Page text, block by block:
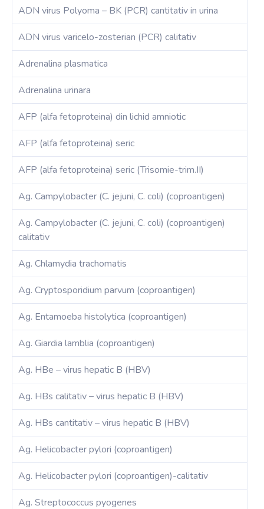
ADN virus Polyoma – BK (PCR) cantitativ in urina
ADN virus varicelo-zosterian (PCR) calitativ
Adrenalina plasmatica
Adrenalina urinara
AFP (alfa fetoproteina) din lichid amniotic
AFP (alfa fetoproteina) seric
AFP (alfa fetoproteina) seric (Trisomie-trim.II)
Ag. Campylobacter (C. jejuni, C. coli) (coproantigen)
Ag. Campylobacter (C. jejuni, C. coli) (coproantigen)
calitativ
Ag. Chlamydia trachomatis
Ag. Cryptosporidium parvum (coproantigen)
Ag. Entamoeba histolytica (coproantigen)
Ag. Giardia lamblia (coproantigen)
Ag. HBe – virus hepatic B (HBV)
Ag. HBs calitativ – virus hepatic B (HBV)
Ag. HBs cantitativ – virus hepatic B (HBV)
Ag. Helicobacter pylori (coproantigen)
Ag. Helicobacter pylori (coproantigen)-calitativ
Ag. Streptococcus pyogenes